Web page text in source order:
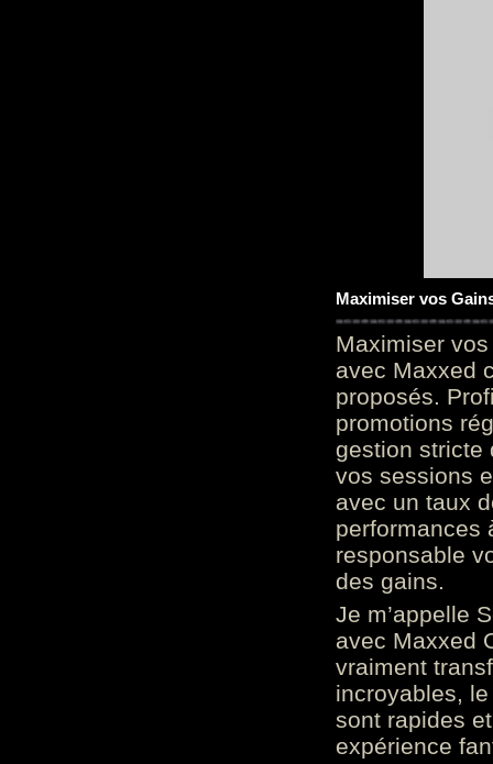
Maximiser vos
Maximiser
avec Maxxed
proposés.
promotions
gestion stricte
vos sessions
avec un taux
performances
responsable
des gains.
Je m’appelle
avec Maxxed
vraiment
incroyables,
sont rapides
expérience